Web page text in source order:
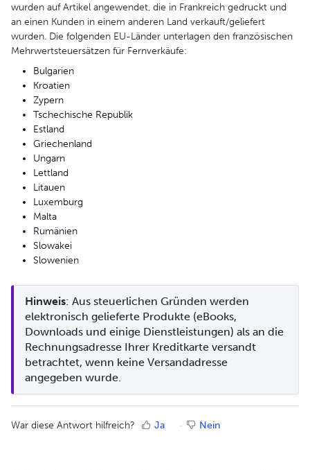
wurden auf Artikel angewendet, die in Frankreich gedruckt und
an einen Kunden in einem anderen Land verkauft/geliefert
wurden. Die folgenden EU-Länder unterlagen den französischen
Mehrwertsteuersätzen für Fernverkäufe:
Bulgarien
Kroatien
Zypern
Tschechische Republik
Estland
Griechenland
Ungarn
Lettland
Litauen
Luxemburg
Malta
Rumänien
Slowakei
Slowenien
Hinweis: Aus steuerlichen Gründen werden
elektronisch gelieferte Produkte (eBooks,
Downloads und einige Dienstleistungen) als an die
Rechnungsadresse Ihrer Kreditkarte versandt
betrachtet, wenn keine Versandadresse
angegeben wurde.
War diese Antwort hilfreich? Ja Nein